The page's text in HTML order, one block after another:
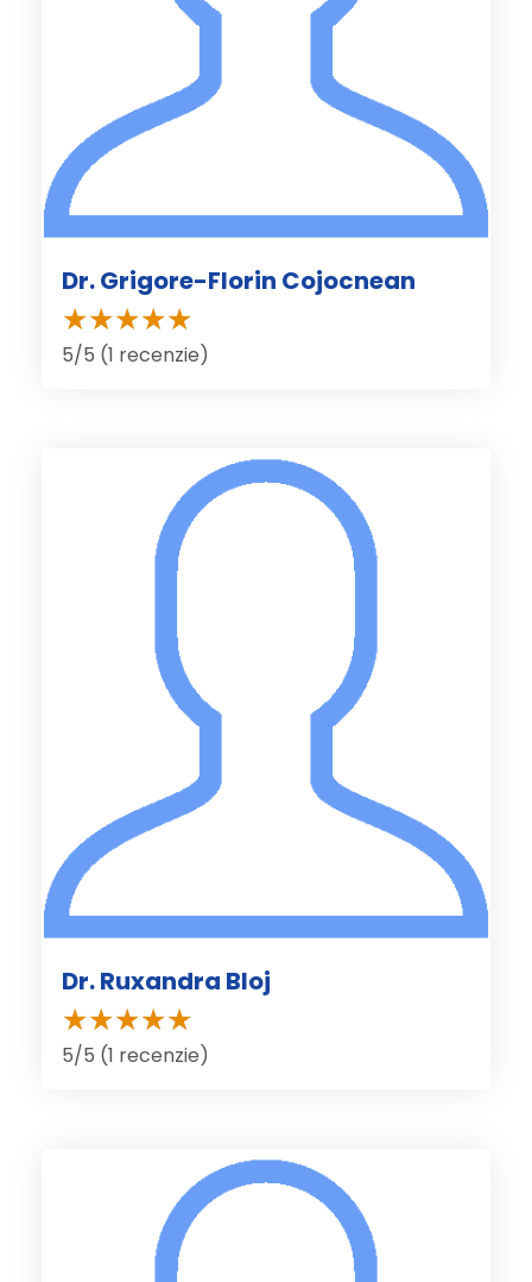
Dr. Grigore-Florin Cojocnean
5/5 (1 recenzie)
Dr. Ruxandra Bloj
5/5 (1 recenzie)